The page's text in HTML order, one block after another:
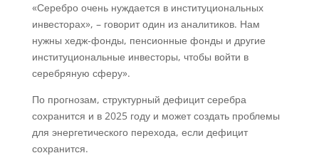
«Серебро очень нуждается в институциональных
инвесторах», – говорит один из аналитиков. Нам
нужны хедж-фонды, пенсионные фонды и другие
институциональные инвесторы, чтобы войти в
серебряную сферу».
По прогнозам, структурный дефицит серебра
сохранится и в 2025 году и может создать проблемы
для энергетического перехода, если дефицит
сохранится.